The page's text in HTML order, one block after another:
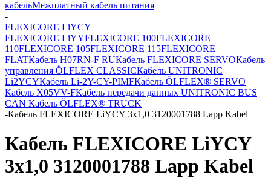
кабельМежплатный кабель питания
-
FLEXICORE LiYCY
FLEXICORE LiYYFLEXICORE 100FLEXICORE
110FLEXICORE 105FLEXICORE 115FLEXICORE
FLATКабель H07RN-F RUКабель FLEXICORE SERVOКабель
управления ÖLFLEX CLASSICКабель UNITRONIC
Li2YCYКабель Li-2Y-CY-PIMFКабель ÖLFLEX® SERVO
Кабель X05VV-FКабель передачи данных UNITRONIC BUS
CAN Кабель ÖLFLEX® TRUCK
-Кабель FLEXICORE LiYCY 3x1,0 3120001788 Lapp Kabel
Кабель FLEXICORE LiYCY
3x1,0 3120001788 Lapp Kabel